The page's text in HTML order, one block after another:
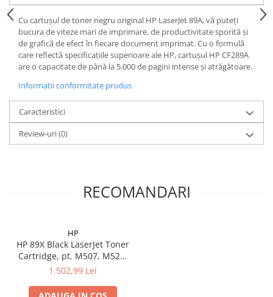
Cu cartușul de toner negru original HP LaserJet 89A, vă puteți
bucura de viteze mari de imprimare, de productivitate sporită și
de grafică de efect în fiecare document imprimat. Cu o formulă
care reflectă specificațiile superioare ale HP, cartușul HP CF289A
are o capacitate de până la 5.000 de pagini intense și atrăgătoare.
Informatii conformitate produs
Caracteristici
Review-uri(0)
RECOMANDARI
HP
HP 89X Black LaserJet Toner
Cartridge, pt. M507, M528,
cap. 10k pag
1.502,99 Lei